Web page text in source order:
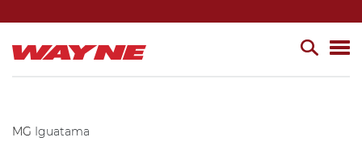
MG Iguatama